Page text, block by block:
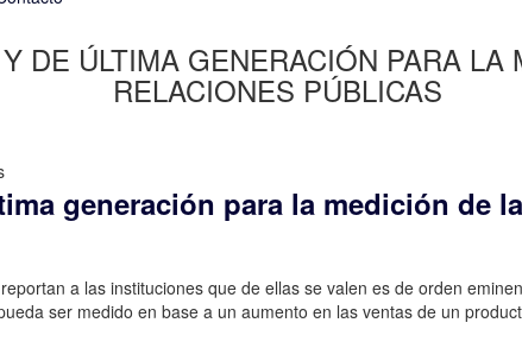
DE ÚLTIMA GENERACIÓN PARA
RELACIONES PÚBLICAS
generación para la medición de
a las instituciones que de ellas se valen es de orden
ser medido en base a un aumento en las ventas de un